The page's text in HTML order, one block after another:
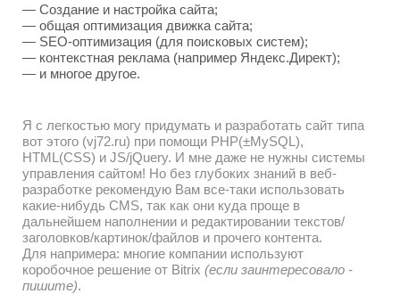
— Создание и настройка сайта;
— общая оптимизация движка сайта;
— SEO-оптимизация (для поисковых систем);
— контекстная реклама (например Яндекс.Директ);
— и многое другое.
Я с легкостью могу придумать и разработать сайт типа
вот этого (vj72.ru) при помощи PHP(±MySQL),
HTML(CSS) и JS/jQuery. И мне даже не нужны системы
управления сайтом! Но без глубоких знаний в веб-
разработке рекомендую Вам все-таки использовать
какие-нибудь CMS, так как они куда проще в
дальнейшем наполнении и редактировании текстов/
заголовков/картинок/файлов и прочего контента.
Для напримера: многие компании используют
коробочное решение от Bitrix (если заинтересовало -
пишите).